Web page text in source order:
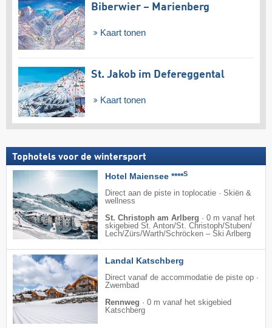
Biberwier – Marienberg
Kaart tonen
St. Jakob im Defereggental
Kaart tonen
Tophotels voor de wintersport
Hotel Maiensee ****S
Direct aan de piste in toplocatie · Skiën &
wellness
St. Christoph am Arlberg · 0 m vanaf het
skigebied St. Anton/​St. Christoph/​Stuben/​
Lech/​Zürs/​Warth/​Schröcken – Ski Arlberg
Landal Katschberg
Direct vanaf de accommodatie de piste op ·
Zwembad
Rennweg · 0 m vanaf het skigebied
Katschberg